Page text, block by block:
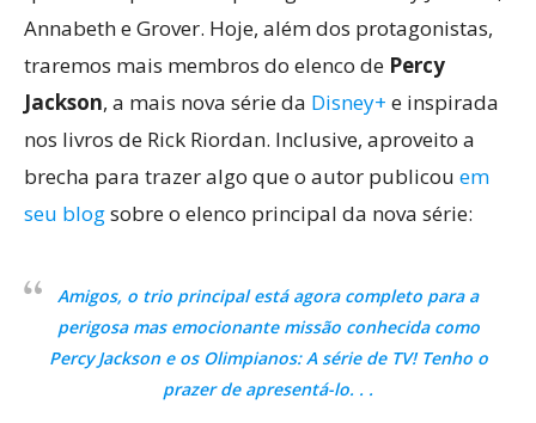
Annabeth e Grover. Hoje, além dos protagonistas,
traremos mais membros do elenco de Percy
Jackson, a mais nova série da Disney+ e inspirada
nos livros de Rick Riordan. Inclusive, aproveito a
brecha para trazer algo que o autor publicou em
seu blogsobre o elenco principal da nova série:
Amigos, o trio principal está agora completo para a
perigosa mas emocionante missão conhecida como
Percy Jackson e os Olimpianos: A série de TV! Tenho o
prazer de apresentá-lo. . .